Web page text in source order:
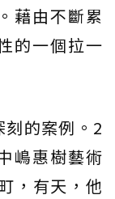
藉由不斷累
的一個拉一
的案例。2
嶋惠樹藝術
，有天，他